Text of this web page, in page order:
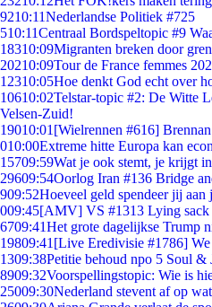
9210:11Nederlandse Politiek #725
510:11Centraal Bordspeltopic #9
18310:09Migranten breken door
20210:09Tour de France femmes
12310:05Hoe denkt God echt over
10610:02Telstar-topic #2: De Witte
Velsen-Zuid!
19010:01 [Wielrennen #616]
010:00Extreme hitte Europa kan
15709:59Wat je ook stemt, je krijgt
29609:54Oorlog Iran #136 Bridge
909:52Hoeveel geld spendeer jij aan
009:45[AMV] VS #1313 Lying sack
6709:41Het grote dagelijkse Trump
19809:41 [Live Eredivisie #1786]
1309:38Petitie behoud npo 5 Soul &
8909:32Voorspellingstopic: Wie is
25009:30Nederland stevent af op